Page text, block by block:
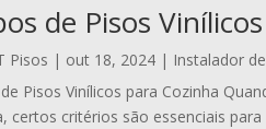
de Pisos
Pisos | out 18, 2024 | Instalador
Pisos Vinílicos para Cozinha
certos critérios são essenciais